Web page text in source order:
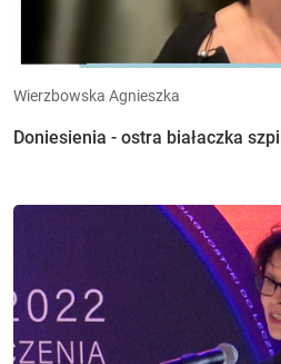
Wierzbowska Agnieszka
Doniesienia - ostra białaczka